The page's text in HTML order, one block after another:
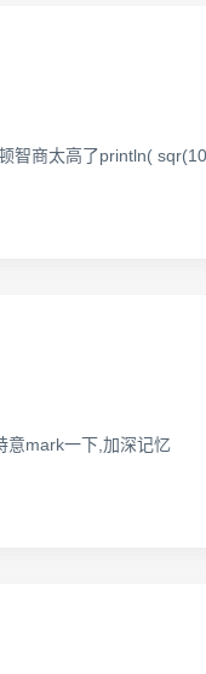
智商太高了println(
意mark一下,加深记忆